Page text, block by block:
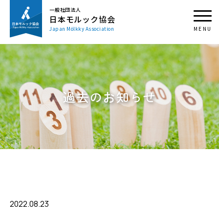
一般社団法人
日本モルック協会
Japan Mölkky Association
過去のお知らせ
2022.08.23